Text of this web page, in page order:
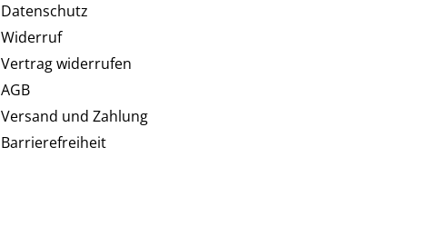
Datenschutz
Widerruf
Vertrag widerrufen
AGB
Versand und Zahlung
Barrierefreiheit